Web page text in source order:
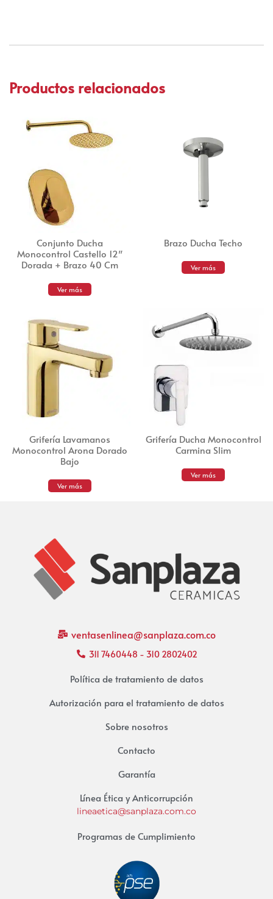
Productos relacionados
Conjunto Ducha
Monocontrol Castello 12″
Dorada + Brazo 40 Cm
Ver más
Brazo Ducha Techo
Ver más
Grifería Lavamanos
Monocontrol Arona Dorado
Bajo
Ver más
Grifería Ducha Monocontrol
Carmina Slim
Ver más
ventasenlinea@sanplaza.com.co
311 7460448 - 310 2802402
Política de tratamiento de datos
Autorización para el tratamiento de datos
Sobre nosotros
Contacto
Garantía
Línea Ética y Anticorrupción
lineaetica@sanplaza.com.co
Programas de Cumplimiento